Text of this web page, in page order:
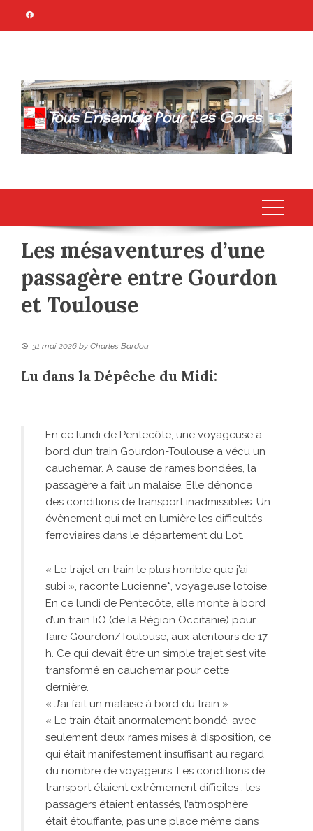
TOUS ENSEMBLE
POUR LES GARES
Association Citoyenne
Les mésaventures d’une
passagère entre Gourdon
et Toulouse
31 mai 2026 by Charles Bardou
Lu dans la Dépêche du Midi:
En ce lundi de Pentecôte, une voyageuse à
bord d’un train Gourdon-Toulouse a vécu un
cauchemar. A cause de rames bondées, la
passagère a fait un malaise. Elle dénonce
des conditions de transport inadmissibles. Un
évènement qui met en lumière les difficultés
ferroviaires dans le département du Lot.
« Le trajet en train le plus horrible que j’ai
subi », raconte Lucienne*, voyageuse lotoise.
En ce lundi de Pentecôte, elle monte à bord
d’un train liO (de la Région Occitanie) pour
faire Gourdon/Toulouse, aux alentours de 17
h. Ce qui devait être un simple trajet s’est vite
transformé en cauchemar pour cette
dernière.
« J’ai fait un malaise à bord du train »
« Le train était anormalement bondé, avec
seulement deux rames mises à disposition, ce
qui était manifestement insuffisant au regard
du nombre de voyageurs. Les conditions de
transport étaient extrêmement difficiles : les
passagers étaient entassés, l’atmosphère
était étouffante, pas une place même dans